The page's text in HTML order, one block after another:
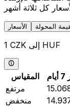
الأسعار المحولة
1 CZK إلى HUF
المقياس
مرتفع
منخفض